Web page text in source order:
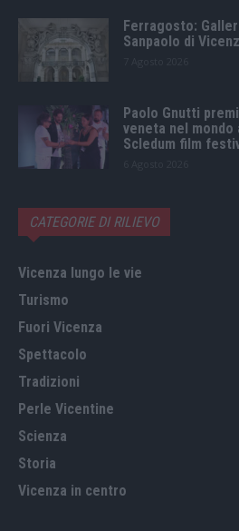
Ferragosto:
Sanpaolo di
Paolo Gnutti
veneta nel mondo
Scledum film
CATEGORIE DI RILIEVO
Vicenza lungo le vie
Turismo
Fuori Vicenza
Spettacolo
Tradizioni
Perle Vicentine
Scienza
Storia
Vicenza in centro